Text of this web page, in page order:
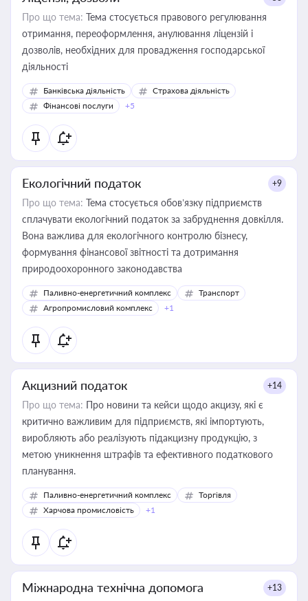
Про що тема: Тема стосується правового регулювання
отримання, переоформлення, анулювання ліцензій і
дозволів, необхідних для провадження господарської
діяльності
Банківська діяльність
Страхова діяльність
Фінансові послуги
+5
Екологічний податок +9
Про що тема: Тема стосується обов’язку підприємств
сплачувати екологічний податок за забруднення довкілля.
Вона важлива для екологічного контролю бізнесу,
формування фінансової звітності та дотримання
природоохоронного законодавства
Паливно-енергетичний комплекс
Транспорт
Агропромисловий комплекс
+1
Акцизний податок +14
Про що тема: Про новини та кейси щодо акцизу, які є
критично важливим для підприємств, які імпортують,
виробляють або реалізують підакцизну продукцію, з
метою уникнення штрафів та ефективного податкового
планування.
Паливно-енергетичний комплекс
Торгівля
Харчова промисловість
+1
Міжнародна технічна допомога +13